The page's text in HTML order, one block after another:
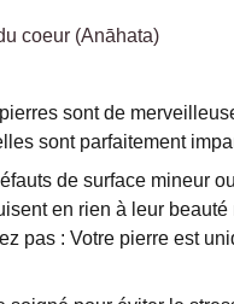
coeur (Anāhata)
sont de
sont parfaitement
de surface mineur
en rien à leur beauté
pas : Votre pierre est